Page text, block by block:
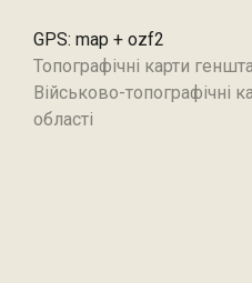
GPS: map + ozf2
Топографічні карти
Військово-топографічні
області